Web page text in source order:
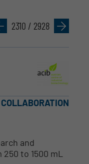
2310 / 2928 »
and
to 1500 mL